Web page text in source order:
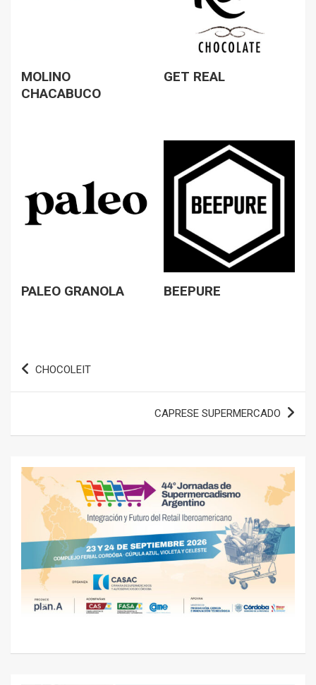
MOLINO
CHACABUCO
GET REAL
PALEO GRANOLA BEEPURE
Navegación
CHOCOLEIT
CAPRESE SUPERMERCADO